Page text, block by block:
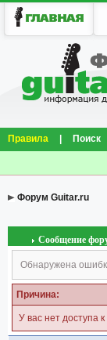
Правила Поиск
Форум Guitar.ru
Сообщение
Обнаружена
Причина:
У вас нет доступа